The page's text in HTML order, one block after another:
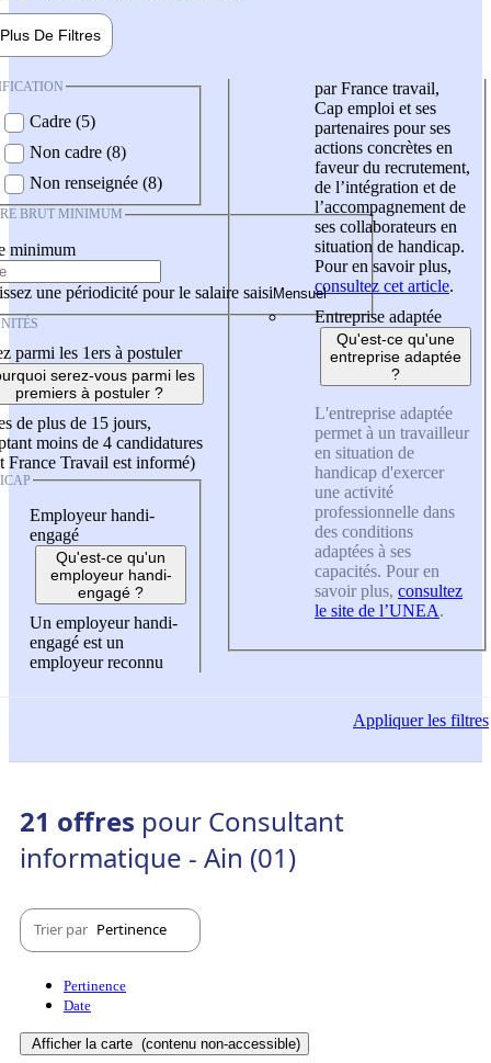
Plus De Filtres
Cadre (5)
Non cadre (8)
Non renseignée (8)
BRUT MINIMUM
minimum
une périodicité pour le salaire saisi
parmi les 1ers à postuler
serez-vous parmi les
premiers à postuler ?
de plus de 15 jours,
moins de 4 candidatures
France Travail est informé)
Employeur handi-
engagé
Qu'est-ce qu'un
employeur handi-
engagé ?
Un employeur handi-
engagé est un
employeur reconnu
par France travail,
Cap emploi et ses
partenaires pour ses
actions concrètes en
faveur du recrutement,
de l’intégration et de
l’accompagnement de
ses collaborateurs en
situation de handicap.
Pour en savoir plus,
consultez cet article.
Entreprise adaptée
Qu'est-ce qu'une
entreprise adaptée
?
L'entreprise adaptée
permet à un travailleur
en situation de
handicap d'exercer
une activité
professionnelle dans
des conditions
adaptées à ses
capacités. Pour en
savoir plus, consultez
le site de l’UNEA.
Appliquerles filtres
21 offres pour Consultant
informatique - Ain (01)
Trier par Pertinence
Pertinence
Date
Afficher la carte (contenu non-accessible)